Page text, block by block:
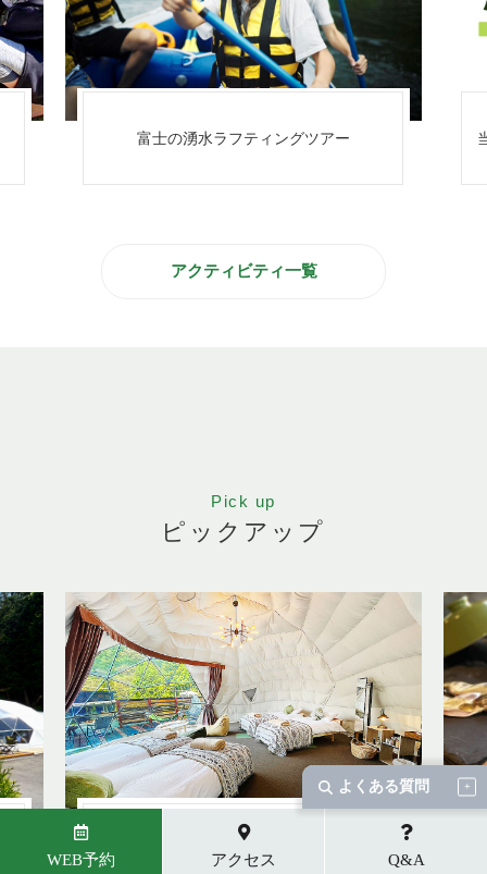
よくある質問
当日お申し込みできるアクティビティ一覧
アクティビティ一覧
Pick up
ピックアップ
WEB予約 アクセス Q&A